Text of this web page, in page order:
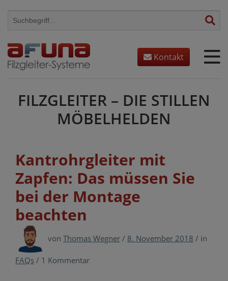
Skip
Kontakt
FILZGLEITER – DIE STILLEN
MÖBELHELDEN
Kantrohrgleiter mit
Zapfen: Das müssen Sie
bei der Montage
beachten
von Thomas Wegner / 8. November 2018 / in
FAQs / 1 Kommentar